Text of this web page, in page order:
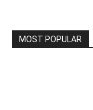
MOST POPULAR